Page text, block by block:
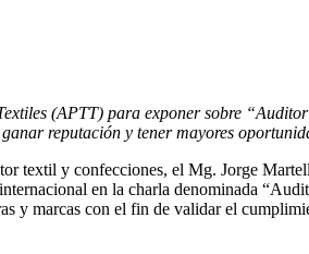
(APTT) para exponer sobre
reputación y tener mayores
textil y confecciones, el Mg. Jorge
en la charla denominada
y marcas con el fin de validar el